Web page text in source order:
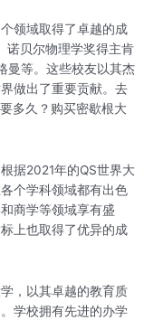
领域取得了卓越的成
诺贝尔物理学奖得主肯
曼等。这些校友以其杰
做出了重要贡献。去
多久？购买密歇根大
据2021年的QS世界大
个学科领域都有出色
商学等领域享有盛
上也取得了优异的成
，以其卓越的教育质
学校拥有先进的办学